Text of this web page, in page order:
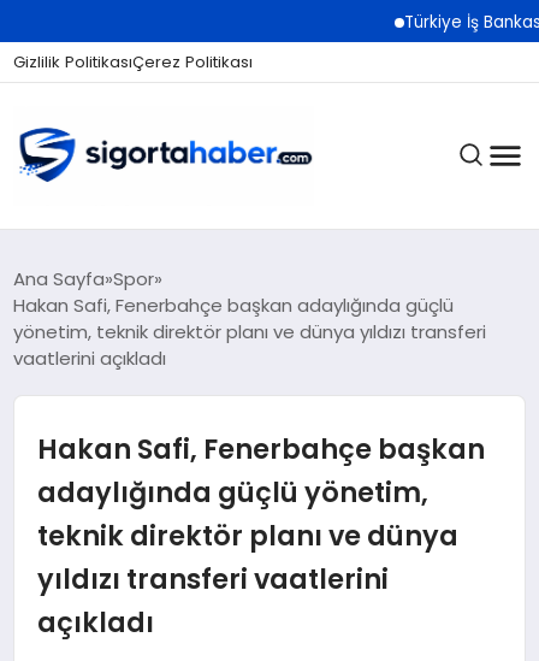
Türkiye İş Bankası
Gizlilik PolitikasıÇerez Politikası
SIGORTA
BES / HAYAT
EKONOMI
DÜNYA
BILIM VE TEKNOLOJI
Ana Sayfa Spor
Hakan Safi, Fenerbahçe başkan adaylığında güçlü
yönetim, teknik direktör planı ve dünya yıldızı transferi
vaatlerini açıkladı
Hakan Safi, Fenerbahçe başkan
adaylığında güçlü yönetim,
teknik direktör planı ve dünya
yıldızı transferi vaatlerini
açıkladı